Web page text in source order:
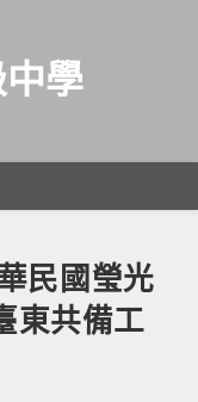
學
民國瑩光
東共備工